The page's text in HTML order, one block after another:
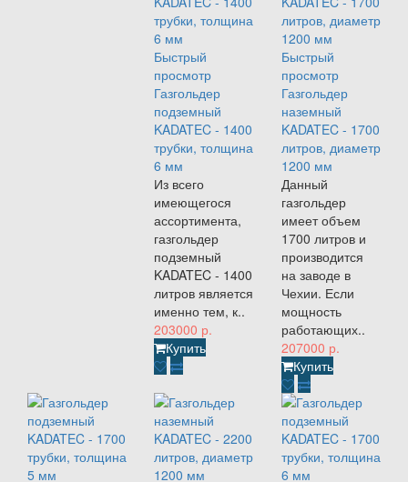
Быстрый
просмотр
Газгольдер
подземный
KADATEC - 1400
трубки, толщина
6 мм
Из всего
имеющегося
ассортимента,
газгольдер
подземный
KADATEC - 1400
литров является
именно тем, к..
203000 р.
Купить
Быстрый
просмотр
Газгольдер
наземный
KADATEC - 1700
литров, диаметр
1200 мм
Данный
газгольдер
имеет объем
1700 литров и
производится
на заводе в
Чехии. Если
мощность
работающих..
207000 р.
Купить